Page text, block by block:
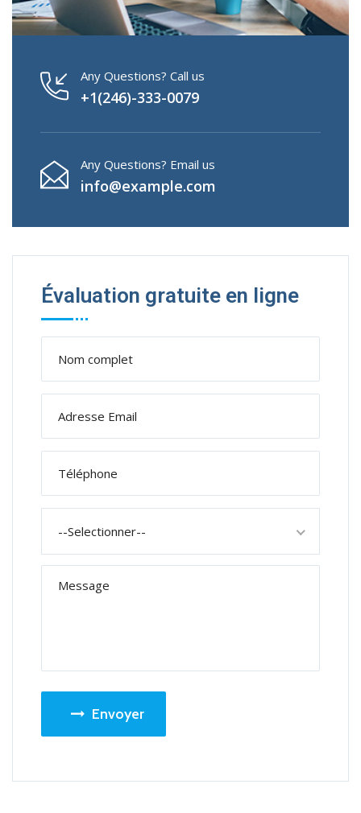
Any Questions? Call us
+1(246)-333-0079
Any Questions? Email us
info@example.com
Évaluation gratuite en ligne
--Selectionner--
Envoyer